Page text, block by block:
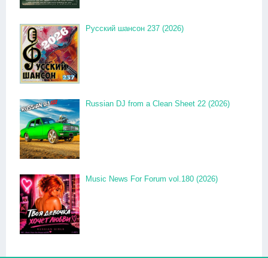
Русский шансон 237 (2026)
Russian DJ from a Clean Sheet 22 (2026)
Music News For Forum vol.180 (2026)